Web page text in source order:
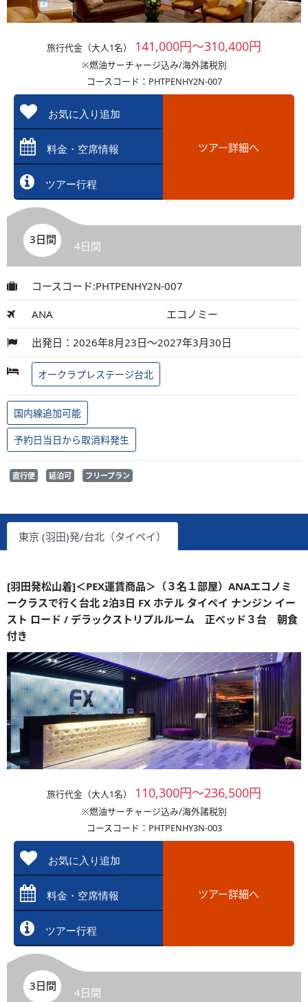
旅行代金（大人1名） 141,000円～310,400円
※燃油サーチャージ込み/海外諸税別
コースコード：PHTPENHY2N-007
お気に入り追加
料金・空席情報
ツアー行程
ツアー詳細へ
3日間 4日間
コースコード:PHTPENHY2N-007
ANA エコノミー
出発日：2026年8月23日～2027年3月30日
オークラプレステージ台北
国内線追加可能
予約日当日から取消料発生
直行便 延泊可 フリープラン
東京 (羽田)発/台北（タイペイ）
[羽田発松山着]＜PEX運賃商品＞（３名１部屋）ANAエコノミ
ークラスで行く台北 2泊3日 FX ホテル タイペイ ナンジン イー
スト ロード / デラックストリプルルーム 正ベッド３台 朝食
付き
旅行代金（大人1名） 110,300円～236,500円
※燃油サーチャージ込み/海外諸税別
コースコード：PHTPENHY3N-003
お気に入り追加
料金・空席情報
ツアー行程
ツアー詳細へ
3日間 4日間